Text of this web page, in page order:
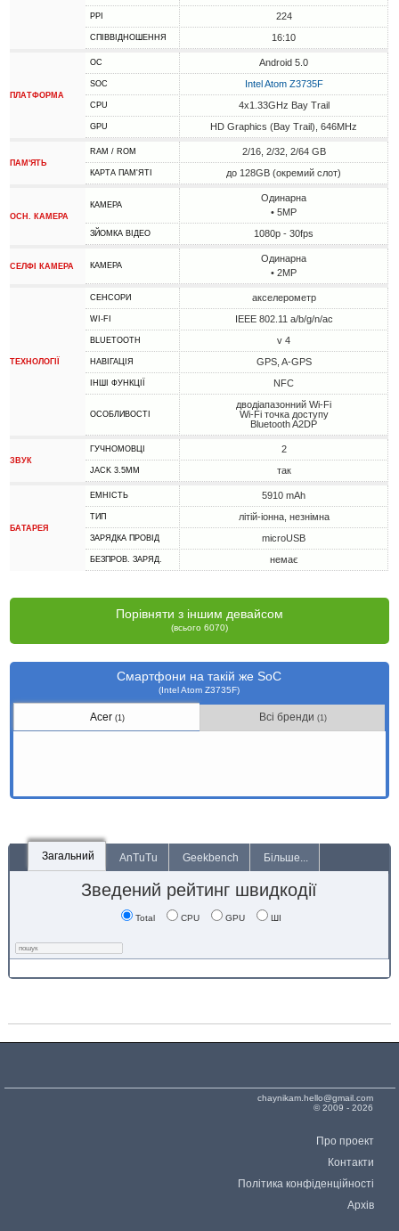
PPI 224
СПІВВІДНОШЕННЯ 16:10
ПЛАТФОРМА
ОС Android 5.0
SOC Intel Atom Z3735F
CPU 4x1.33GHz Bay Trail
GPU HD Graphics (Bay Trail), 646MHz
ПАМ'ЯТЬ
RAM / ROM 2/16, 2/32, 2/64 GB
КАРТА ПАМ'ЯТІ до 128GB (окремий слот)
ОСН. КАМЕРА
КАМЕРА
Одинарна
• 5MP
ЗЙОМКА ВІДЕО 1080p - 30fps
СЕЛФІ КАМЕРА КАМЕРА
Одинарна
• 2MP
ТЕХНОЛОГІЇ
СЕНСОРИ акселерометр
WI-FI IEEE 802.11 a/b/g/n/ac
BLUETOOTH v 4
НАВІГАЦІЯ GPS, A-GPS
ІНШІ ФУНКЦІЇ NFC
ОСОБЛИВОСТІ
дводіапазонний Wi-Fi
Wi-Fi точка доступу
Bluetooth A2DP
ЗВУК
ГУЧНОМОВЦІ 2
JACK 3.5MM так
БАТАРЕЯ
ЕМНІСТЬ 5910 mAh
ТИП літій-іонна, незнімна
ЗАРЯДКА ПРОВІД microUSB
БЕЗПРОВ. ЗАРЯД. немає
Порівняти з іншим девайсом
(всього 6070)
Смартфони на такій же SoC
(Intel Atom Z3735F)
Acer (1) Всі бренди (1)
Загальний AnTuTu Geekbench Більше...
Зведений рейтинг швидкодії
Total CPU GPU ШІ
chaynikam.hello@gmail.com
© 2009 - 2026
Про проект
Контакти
Політика конфіденційності
Архів